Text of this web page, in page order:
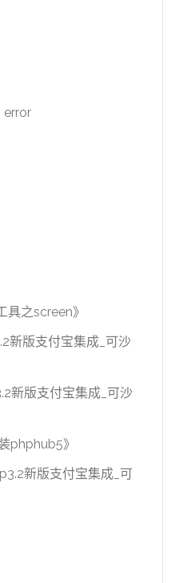
error
具之screen》
新版支付宝集成_可沙
新版支付宝集成_可沙
phphub5》
新版支付宝集成_可